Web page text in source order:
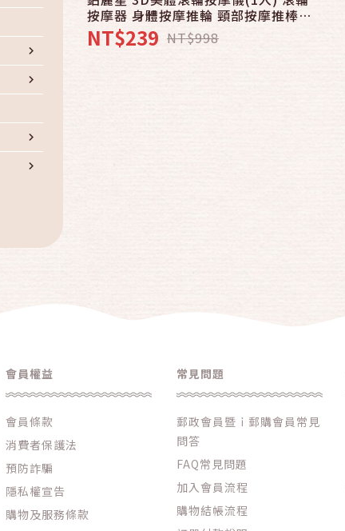
按摩器 身體按摩推輪 頸部按摩推棒
緊緻按摩 揉捏按摩 360度擬人手捏感
推拿拉提按摩儀
NT$239 NT$998
會員權益
會員條款
消費者保護法
預防詐騙
隱私權宣告
購物及服務條款
常見問題
郵政會員暨ｉ郵購會員常見
問答
FAQ常見問題
加入會員流程
購物結帳流程